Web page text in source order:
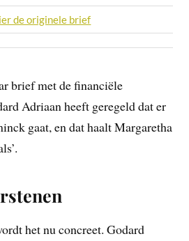
de originele brief
brief met de financiële
Adriaan heeft geregeld dat er
gaat, en dat haalt Margaretha
het nu concreet. Godard